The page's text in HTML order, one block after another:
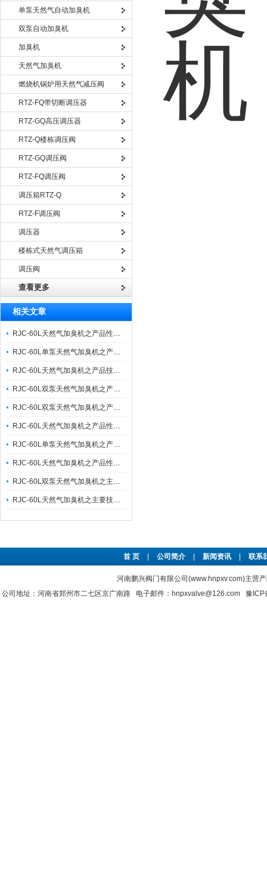
单泵天然气自动加臭机
双泵自动加臭机
加臭机
天然气加臭机
燃烧机锅炉用天然气减压阀
RTZ-FQ带切断调压器
RTZ-GQ高压调压器
RTZ-Q楼栋调压阀
RTZ-GQ调压阀
RTZ-FQ调压阀
调压箱RTZ-Q
RTZ-F调压阀
调压器
楼栋式天然气调压箱
调压阀
查看更多
相关文章
RJC-60L天然气加臭机之产品性能参数特点与工艺流程分享
RJC-60L单泵天然气加臭机之产品性能与应用分享
RJC-60L天然气加臭机之产品技术性能特点与注意事项分享
RJC-60L双泵天然气加臭机之产品性能参数与技术应用
RJC-60L双泵天然气加臭机之产品技术特点及注意事项
RJC-60L天然气加臭机之产品性能参数及技术特点
RJC-60L单泵天然气加臭机之产品性能特点及参数
RJC-60L天然气加臭机之产品性能特点及工艺流程
RJC-60L双泵天然气加臭机之主要性能参数及其工艺流程
RJC-60L天然气加臭机之主要技术特点及其工艺流程
首 页 公司简介 新闻资讯 联系
河南鹏兴阀门有限公司(www.hnpxv.com)主营
公司地址：河南省郑州市二七区京广南路 电子邮件：hnpxvalve@126.com 豫ICP